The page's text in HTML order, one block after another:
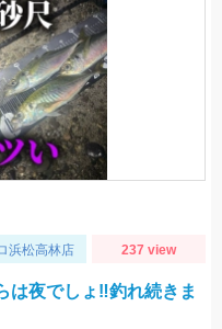
浜松高林店 237 view
は夜でしょ‼釣れ続きま